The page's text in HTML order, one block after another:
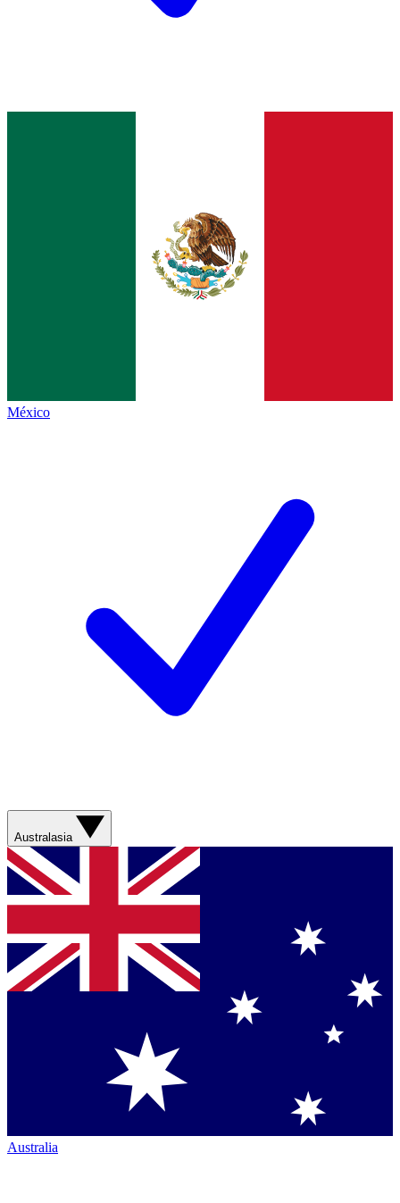
México
Australasia
Australia